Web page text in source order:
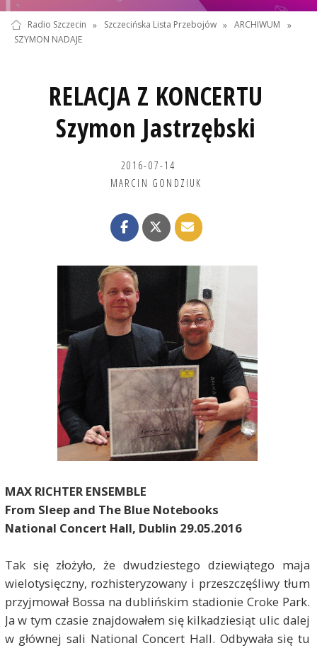
Radio Szczecin » Szczecińska Lista Przebojów » ARCHIWUM
»
SZYMON NADAJE
RELACJA Z KONCERTU
Szymon Jastrzębski
2016-07-14
MARCIN GONDZIUK
MAX RICHTER ENSEMBLE
From Sleep and The Blue Notebooks
National Concert Hall, Dublin 29.05.2016
Tak się złożyło, że dwudziestego dziewiątego maja
wielotysięczny, rozhisteryzowany i przeszczęśliwy tłum
przyjmował Bossa na dublińskim stadionie Croke Park.
Ja w tym czasie znajdowałem się kilkadziesiąt ulic dalej
w głównej sali National Concert Hall. Odbywała się tu